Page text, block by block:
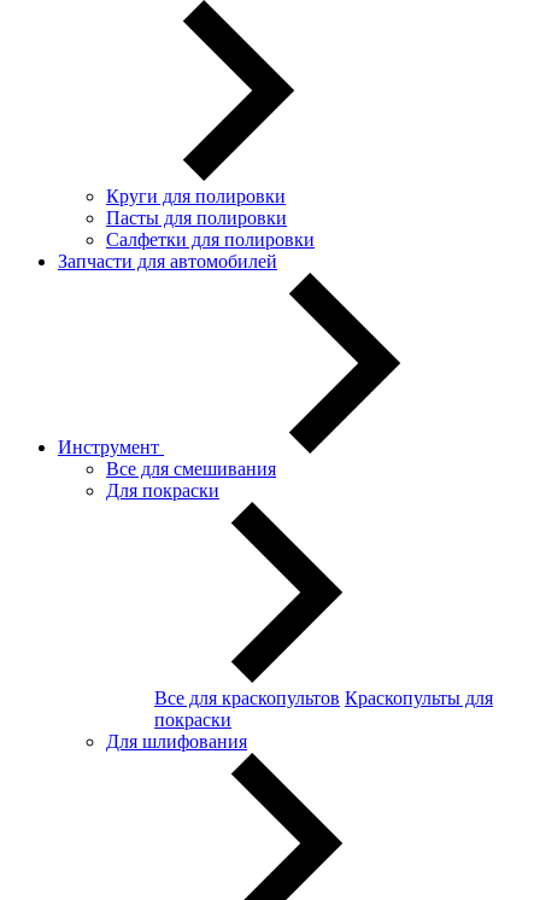
Круги для полировки
Пасты для полировки
Салфетки для полировки
Запчасти для автомобилей
Инструмент
Все для смешивания
Для покраски
Все для краскопультов Краскопульты для
покраски
Для шлифования